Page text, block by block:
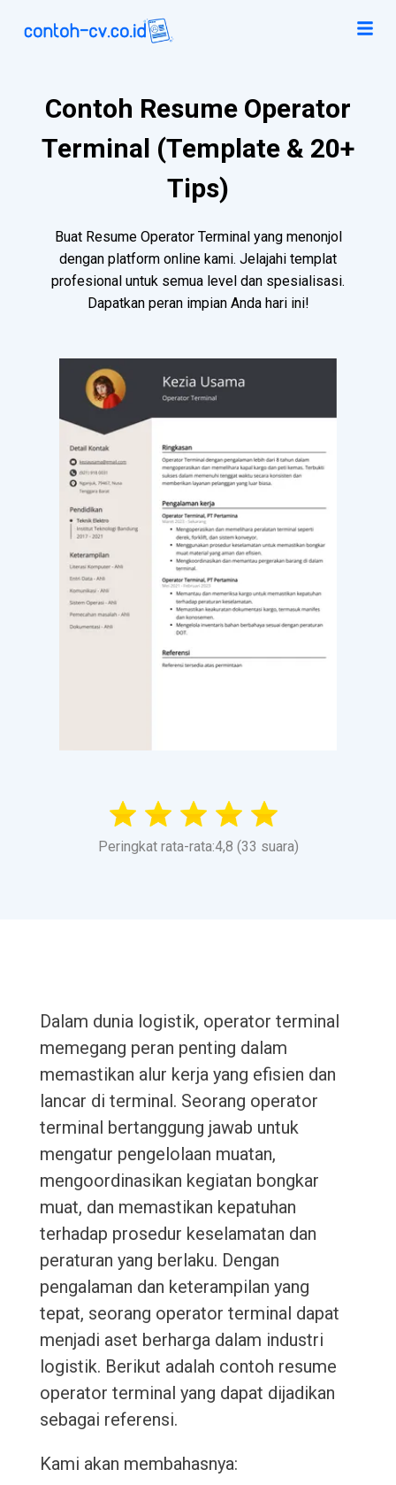
Contoh Resume Operator
Terminal (Template & 20+
Tips)
Buat Resume Operator Terminal yang menonjol
dengan platform online kami. Jelajahi templat
profesional untuk semua level dan spesialisasi.
Dapatkan peran impian Anda hari ini!
Peringkat rata-rata:4,8 (33 suara)
Dalam dunia logistik, operator terminal
memegang peran penting dalam
memastikan alur kerja yang efisien dan
lancar di terminal. Seorang operator
terminal bertanggung jawab untuk
mengatur pengelolaan muatan,
mengoordinasikan kegiatan bongkar
muat, dan memastikan kepatuhan
terhadap prosedur keselamatan dan
peraturan yang berlaku. Dengan
pengalaman dan keterampilan yang
tepat, seorang operator terminal dapat
menjadi aset berharga dalam industri
logistik. Berikut adalah contoh resume
operator terminal yang dapat dijadikan
sebagai referensi.
Kami akan membahasnya: